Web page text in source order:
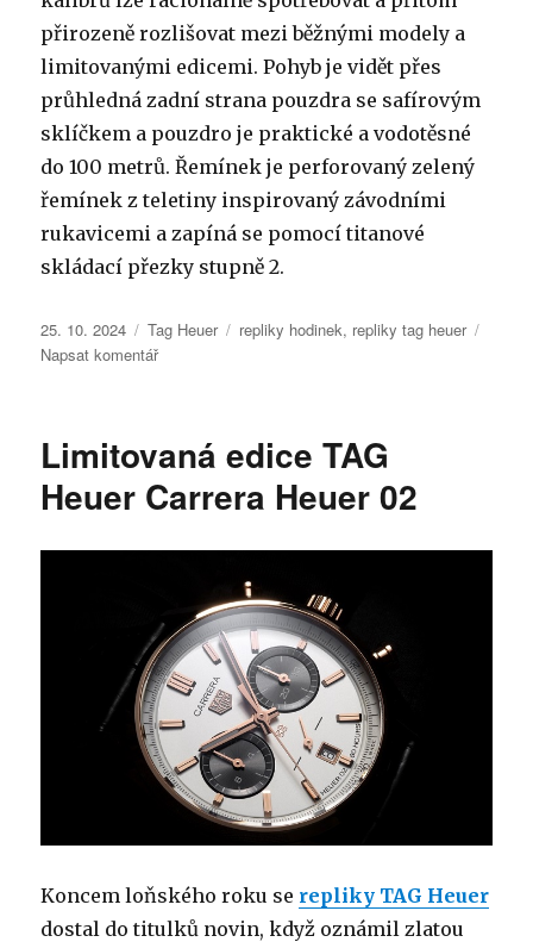
přirozeně rozlišovat mezi běžnými modely a
limitovanými edicemi. Pohyb je vidět přes
průhledná zadní strana pouzdra se safírovým
sklíčkem a pouzdro je praktické a vodotěsné
do 100 metrů. Řemínek je perforovaný zelený
řemínek z teletiny inspirovaný závodními
rukavicemi a zapíná se pomocí titanové
skládací přezky stupně 2.
Publikováno:
25. 10. 2024 Rubriky:
Tag Heuer Štítky:
repliky hodinek, repliky tag heuer
Napsat komentářpro
Tag
Monaco
Racing
Limitovaná edice TAG
Heuer Carrera Heuer 02
Koncem loňského roku se repliky TAG Heuer
dostal do titulků novin, když oznámil zlatou